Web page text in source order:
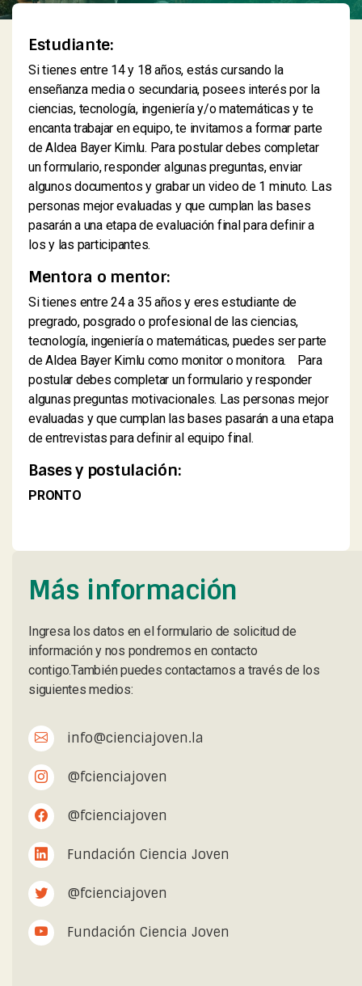
Estudiante:
Si tienes entre 14 y 18 años, estás cursando la
enseñanza media o secundaria, posees interés por la
ciencias, tecnología, ingeniería y/o matemáticas y te
encanta trabajar en equipo, te invitamos a formar parte
de Aldea Bayer Kimlu. Para postular debes completar
un formulario, responder algunas preguntas, enviar
algunos documentos y grabar un video de 1 minuto. Las
personas mejor evaluadas y que cumplan las bases
pasarán a una etapa de evaluación final para definir a
los y las participantes.
Mentora o mentor:
Si tienes entre 24 a 35 años y eres estudiante de
pregrado, posgrado o profesional de las ciencias,
tecnología, ingeniería o matemáticas, puedes ser parte
de Aldea Bayer Kimlu como monitor o monitora. Para
postular debes completar un formulario y responder
algunas preguntas motivacionales. Las personas mejor
evaluadas y que cumplan las bases pasarán a una etapa
de entrevistas para definir al equipo final.
Bases y postulación:
PRONTO
Más información
Ingresa los datos en el formulario de solicitud de
información y nos pondremos en contacto
contigo.También puedes contactarnos a través de los
siguientes medios:
info@cienciajoven.la
@fcienciajoven
@fcienciajoven
Fundación Ciencia Joven
@fcienciajoven
Fundación Ciencia Joven